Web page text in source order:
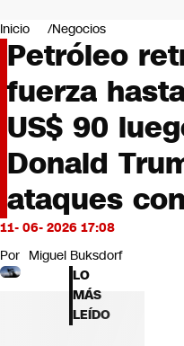
Negocios
Deportes
Programas completos
Cultura
Servicios
Bits
CNN Data
CNN tiempo
Futuro 360
Opinión
Inicio Negocios
Petróleo
fuerza
US$ 90
Donald
ataques
11- 06- 2026 17:08
Por Miguel Buksdorf
LO
MÁS
LEÍDO